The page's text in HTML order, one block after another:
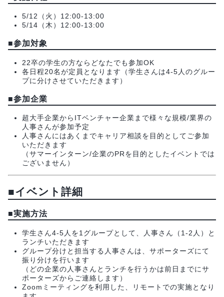
5/12（火）12:00-13:00
5/14（木）12:00-13:00
■参加対象
22卒の学生の方ならどなたでも参加OK
各日程20名が定員となります（学生さんは4-5人のグルー
プに分けさせていただきます）
■参加企業
超大手企業からITベンチャー企業まで様々な規模/業界の
人事さんが参加予定
人事さんにはあくまでキャリア相談を目的としてご参加
いただきます
（サマーインターン/企業のPRを目的としたイベントでは
ございません）
■イベント詳細
■実施方法
学生さん4-5人を1グループとして、人事さん（1-2人）と
ランチいただきます
グループ分けと担当する人事さんは、サポーターズにて
振り分けを行います
（どの企業の人事さんとランチを行うかは前日までにサ
ポーターズからご連絡します）
Zoomミーティングを利用した、リモートでの実施となり